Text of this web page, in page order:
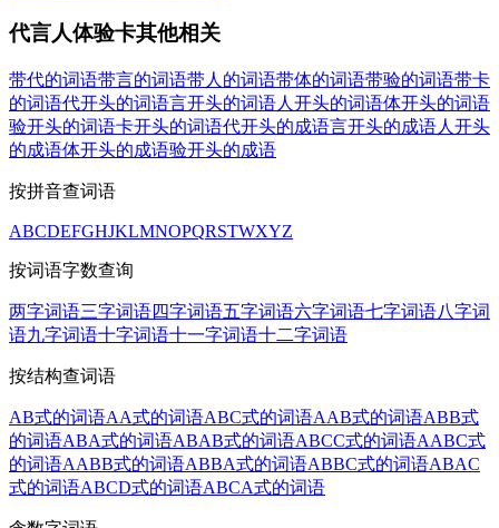
代言人体验卡其他相关
带代的词语带言的词语带人的词语带体的词语带验的词语带卡
的词语代开头的词语言开头的词语人开头的词语体开头的词语
验开头的词语卡开头的词语代开头的成语言开头的成语人开头
的成语体开头的成语验开头的成语
按拼音查词语
ABCDEFGHJKLMNOPQRSTWXYZ
按词语字数查询
两字词语三字词语四字词语五字词语六字词语七字词语八字词
语九字词语十字词语十一字词语十二字词语
按结构查词语
AB式的词语AA式的词语ABC式的词语AAB式的词语ABB式
的词语ABA式的词语ABAB式的词语ABCC式的词语AABC式
的词语AABB式的词语ABBA式的词语ABBC式的词语ABAC
式的词语ABCD式的词语ABCA式的词语